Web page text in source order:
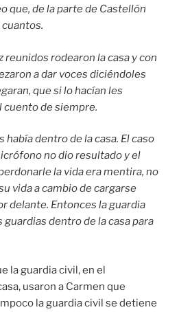
que, de la parte de Castellón
reunidos rodearon la casa y con
a dar voces diciéndoles
que si lo hacían les
cuento de siempre.
había dentro de la casa. El caso
no dio resultado y el
la vida era mentira, no
vida a cambio de cargarse
delante. Entonces la guardia
dentro de la casa para
la guardia civil, en el
usaron a Carmen que
la guardia civil se detiene